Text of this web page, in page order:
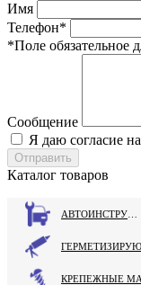
Имя
Телефон*
*Поле обязательное
Сообщение
Я даю согласие на
Каталог товаров